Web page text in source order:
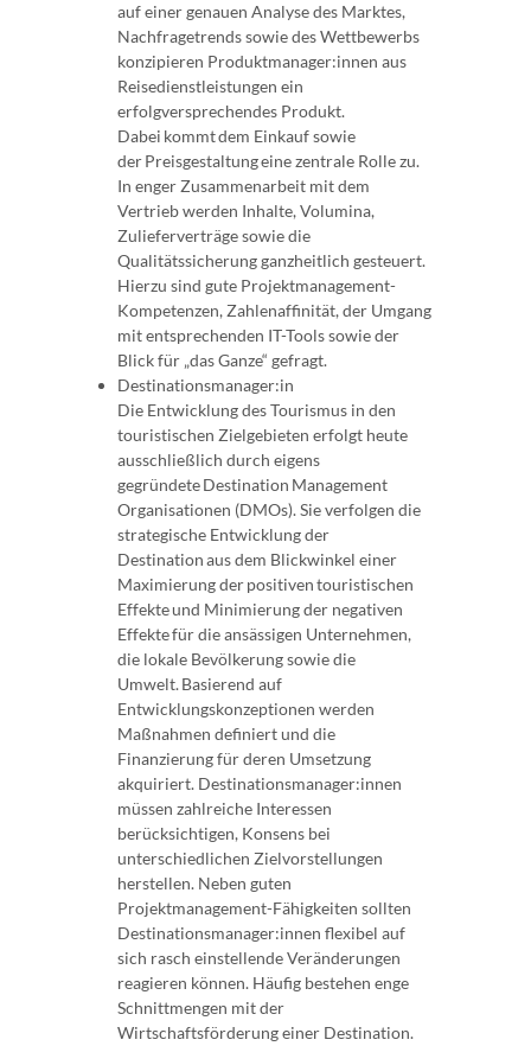
auf einer genauen Analyse des Marktes,
Nachfragetrends sowie des Wettbewerbs
konzipieren Produktmanager:innen aus
Reisedienstleistungen ein
erfolgversprechendes Produkt.
Dabei kommt dem Einkauf sowie
der Preisgestaltung eine zentrale Rolle zu.
In enger Zusammenarbeit mit dem
Vertrieb werden Inhalte, Volumina,
Zulieferverträge sowie die
Qualitätssicherung ganzheitlich gesteuert.
Hierzu sind gute Projektmanagement-
Kompetenzen, Zahlenaffinität, der Umgang
mit entsprechenden IT-Tools sowie der
Blick für „das Ganze“ gefragt.
Destinationsmanager:in
Die Entwicklung des Tourismus in den
touristischen Zielgebieten erfolgt heute
ausschließlich durch eigens
gegründete Destination Management
Organisationen (DMOs). Sie verfolgen die
strategische Entwicklung der
Destination aus dem Blickwinkel einer
Maximierung der positiven touristischen
Effekte und Minimierung der negativen
Effekte für die ansässigen Unternehmen,
die lokale Bevölkerung sowie die
Umwelt. Basierend auf
Entwicklungskonzeptionen werden
Maßnahmen definiert und die
Finanzierung für deren Umsetzung
akquiriert. Destinationsmanager:innen
müssen zahlreiche Interessen
berücksichtigen, Konsens bei
unterschiedlichen Zielvorstellungen
herstellen. Neben guten
Projektmanagement-Fähigkeiten sollten
Destinationsmanager:innen flexibel auf
sich rasch einstellende Veränderungen
reagieren können. Häufig bestehen enge
Schnittmengen mit der
Wirtschaftsförderung einer Destination.